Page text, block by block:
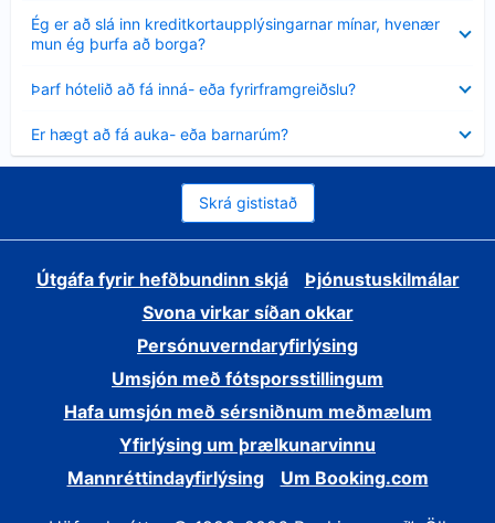
Ég er að slá inn kreditkortaupplýsingarnar mínar, hvenær
mun ég þurfa að borga?
Minna
sýnt
Þarf hótelið að fá inná- eða fyrirframgreiðslu?
sýnt
Er hægt að fá auka- eða barnarúm?
sýnt
Skrá gististað
Útgáfa fyrir hefðbundinn skjá
Þjónustuskilmálar
Svona virkar síðan okkar
Persónuverndaryfirlýsing
Umsjón með fótsporsstillingum
Hafa umsjón með sérsniðnum meðmælum
Yfirlýsing um þrælkunarvinnu
Mannréttindayfirlýsing
Um Booking.com